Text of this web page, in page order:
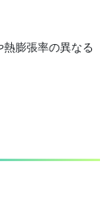
膨張率の異なる